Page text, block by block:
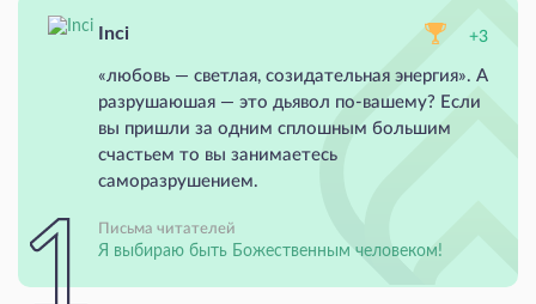
Inci +3
«любовь — светлая, созидательная энергия». А
разрушаюшая — это дьявол по-вашему? Если
вы пришли за одним сплошным большим
счастьем то вы занимаетесь
саморазрушением.
Письма читателей
Я выбираю быть Божественным человеком!